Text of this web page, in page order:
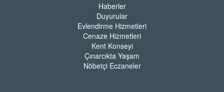
Haberler
Duyurular
Evlendirme Hizmetleri
Cenaze Hizmetleri
Kent Konseyi
Çınarcıkta Yaşam
Nöbetçi Eczaneler